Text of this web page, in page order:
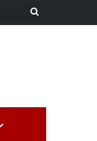
Search